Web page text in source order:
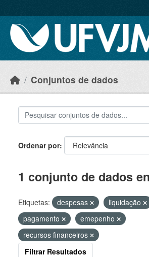
Conjuntos de dados
Ordenar por
1 conjunto de dados
Etiquetas: despesas
liquidação
pagamento
emepenho
recursos financeiros
Filtrar Resultados